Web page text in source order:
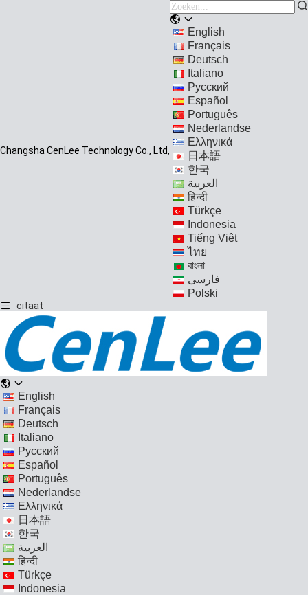
Changsha CenLee Technology Co., Ltd,
English
Français
Deutsch
Italiano
Русский
Español
Português
Nederlandse
Ελληνικά
日本語
한국
العربية
हिन्दी
Türkçe
Indonesia
Tiếng Việt
ไทย
বাংলা
فارسی
Polski
citaat
English
Français
Deutsch
Italiano
Русский
Español
Português
Nederlandse
Ελληνικά
日本語
한국
العربية
हिन्दी
Türkçe
Indonesia